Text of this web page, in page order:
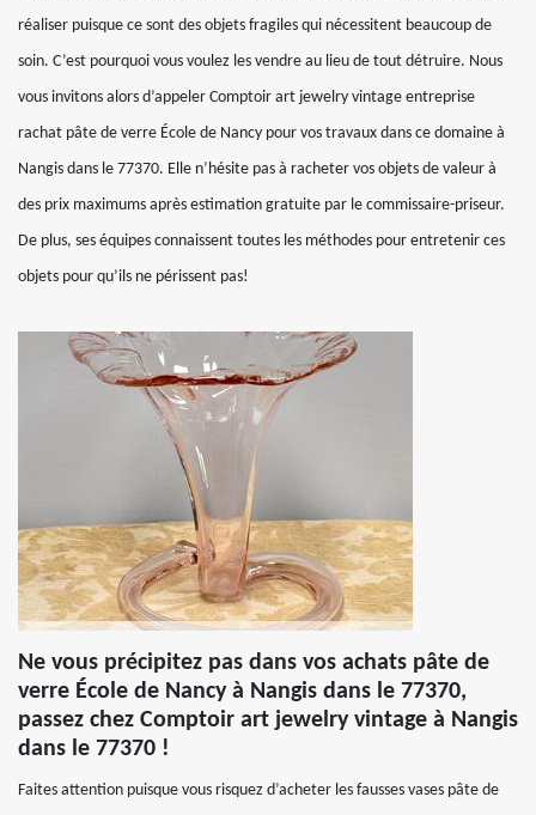
réaliser puisque ce sont des objets fragiles qui nécessitent beaucoup de
soin. C’est pourquoi vous voulez les vendre au lieu de tout détruire. Nous
vous invitons alors d’appeler Comptoir art jewelry vintage entreprise
rachat pâte de verre École de Nancy pour vos travaux dans ce domaine à
Nangis dans le 77370. Elle n’hésite pas à racheter vos objets de valeur à
des prix maximums après estimation gratuite par le commissaire-priseur.
De plus, ses équipes connaissent toutes les méthodes pour entretenir ces
objets pour qu’ils ne périssent pas!
Ne vous précipitez pas dans vos achats pâte de
verre École de Nancy à Nangis dans le 77370,
passez chez Comptoir art jewelry vintage à Nangis
dans le 77370 !
Faites attention puisque vous risquez d’acheter les fausses vases pâte de